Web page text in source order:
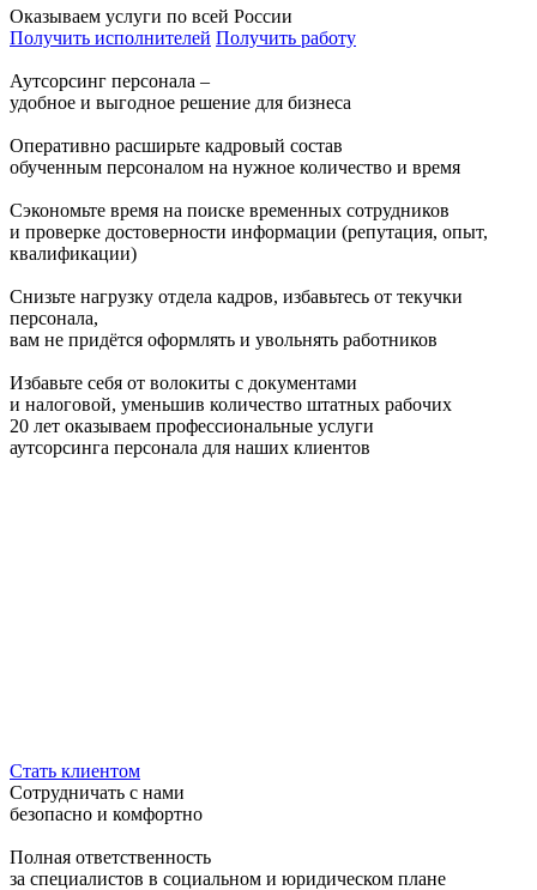
Оказываем услуги по всей России
Получить исполнителей Получить работу
Аутсорсинг персонала –
удобное и выгодное решение для бизнеса
Оперативно расширьте кадровый состав
обученным персоналом на нужное количество и время
Сэкономьте время на поиске временных сотрудников
и проверке достоверности информации (репутация, опыт,
квалификации)
Снизьте нагрузку отдела кадров, избавьтесь от текучки
персонала,
вам не придётся оформлять и увольнять работников
Избавьте себя от волокиты с документами
и налоговой, уменьшив количество штатных рабочих
20 лет оказываем профессиональные услуги
аутсорсинга персонала для наших клиентов
Стать клиентом
Сотрудничать с нами
безопасно и комфортно
Полная ответственность
за специалистов в социальном и юридическом плане